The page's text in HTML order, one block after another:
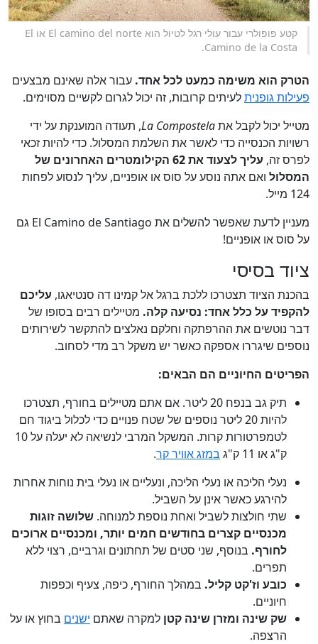
קטע פופולרי עבור עולי רגל לטיול הוא El camino del norte או El
Camino de la Costa.
הטרק הוא משימה כמעט לכל אחד. עבור אלה שאינם מבצעים
פעילות גופניתלעיתים קרובות, זה יכול לגרום לקשיים מסוימים.
מטייל יכול לקבל אתLa Compostela, תעודה המוענקת על ידי
רשויות הכנסייה כדי לאשר את השלמת המסלול. כדי להיות זכאי
לפרס זה,
עליך לצעוד את 62 הקילומטרים האחרונים של
המסלול ואם אתה נוסע על סוס או אופניים, עליך לנסוע לפחות
124 מייל.
מעניין לדעת שאפשר להשלים את El Camino de Santiago גם
על סוס או אופניים!
ציוד בסיסי
בהכנת הציוד תצטרכו ללכת ברגל אל קמינו דה סנטיאגו, עליכם
להקפיד על כלל אחד: נסיעה קלה. מטיילים רבים בסופו של
דבר נוטשים את ההרפתקה וחלקם נאלצים להתקשר לשירותים
נוספים שיגררו אספקה כאשר יש משקל רב מדי לסחוב.
הפריטים החיוניים הם הבאים:
תיק גב בנפח 20 ליטר. אם אתם מטיילים בחורף, תצטרכו
להיות 20 ליטר נוספים של שטח פנויים כדי לכלול ביגוד חם
לטמפרטורות קרות. המשקל המרבי לנשיאה לא יעלה על 10
ק"ג או 11 ק"ג
במזג אוויר קר.
נעלי הליכה או נעלי הליכה, ונעליים או נעלי בית נוחות אחרות
להירגע כאשר אינן על השביל.
שתי חולצות לשביל ואחת נוספת למנוחה. שלושה זוגות
מכנסיים קצרים בחודשים חמים יותר, ומכנסיים ארוכים
לחורף. בנוסף, שני סטים של תחתונים וגרביים, רצוי ללא
תפרים.
כובע וז'קט קליל. במהלך החורף, כיפה, צעיף וכפפות
חיוניים.
שק שינה ומזרן שינה קטן למקרה שאתם ישנים בחוץ או על
הרצפה.